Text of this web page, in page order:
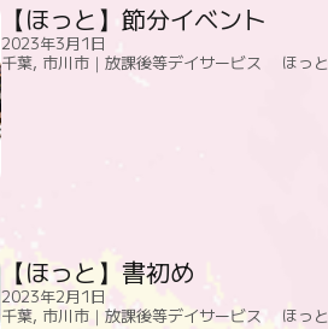
【ほっと】節分イベント
2023年3月1日
千葉, 市川市｜放課後等デイサービス ほっと
【ほっと】書初め
2023年2月1日
千葉, 市川市｜放課後等デイサービス ほっと